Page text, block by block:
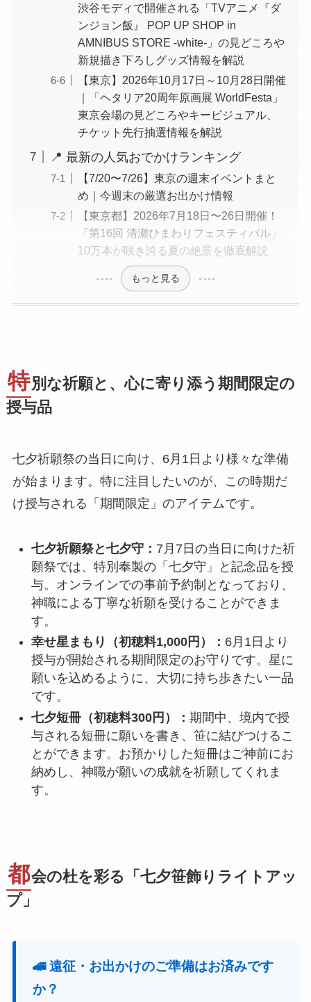
渋谷モディで開催される「TVアニメ『ダ
ンジョン飯』 POP UP SHOP in
AMNIBUS STORE -white-」の見どころや
新規描き下ろしグッズ情報を解説
【東京】2026年10月17日～10月28日開催
｜「ヘタリア20周年原画展 WorldFesta」
東京会場の見どころやキービジュアル、
チケット先行抽選情報を解説
📍 最新の人気おでかけランキング
【7/20〜7/26】東京の週末イベントまと
め｜今週末の厳選お出かけ情報
【東京都】2026年7月18日〜26日開催！
「第16回 清瀬ひまわりフェスティバル」
10万本が咲き誇る夏の絶景を徹底解説
もっと見る
特別な祈願と、心に寄り添う期間限定の
授与品
七夕祈願祭の当日に向け、6月1日より様々な準備
が始まります。特に注目したいのが、この時期だ
け授与される「期間限定」のアイテムです。
七夕祈願祭と七夕守： 7月7日の当日に向けた祈
願祭では、特別奉製の「七夕守」と記念品を授
与。オンラインでの事前予約制となっており、
神職による丁寧な祈願を受けることができま
す。
幸せ星まもり（初穂料1,000円）： 6月1日より
授与が開始される期間限定のお守りです。星に
願いを込めるように、大切に持ち歩きたい一品
です。
七夕短冊（初穂料300円）： 期間中、境内で授
与される短冊に願いを書き、笹に結びつけるこ
とができます。お預かりした短冊はご神前にお
納めし、神職が願いの成就を祈願してくれま
す。
都会の杜を彩る「七夕笹飾りライトアッ
プ」
🚄 遠征・お出かけのご準備はお済みです
か？